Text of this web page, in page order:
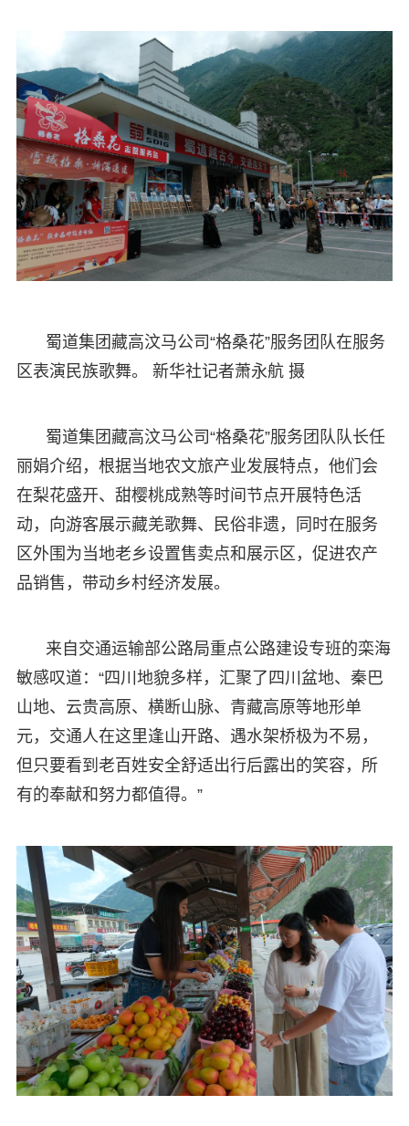
蜀道集团藏高汶马公司“格桑花”服务团队在服务
区表演民族歌舞。 新华社记者萧永航 摄
蜀道集团藏高汶马公司“格桑花”服务团队队长任
丽娟介绍，根据当地农文旅产业发展特点，他们会
在梨花盛开、甜樱桃成熟等时间节点开展特色活
动，向游客展示藏羌歌舞、民俗非遗，同时在服务
区外围为当地老乡设置售卖点和展示区，促进农产
品销售，带动乡村经济发展。
来自交通运输部公路局重点公路建设专班的栾海
敏感叹道：“四川地貌多样，汇聚了四川盆地、秦巴
山地、云贵高原、横断山脉、青藏高原等地形单
元，交通人在这里逢山开路、遇水架桥极为不易，
但只要看到老百姓安全舒适出行后露出的笑容，所
有的奉献和努力都值得。”